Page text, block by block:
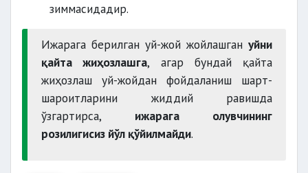
зиммасидадир.
Ижарага берилган уй-жой жойлашган уйни
қайта жиҳозлашга, агар бундай қайта
жиҳозлаш уй-жойдан фойдаланиш шарт-
шароитларини жиддий равишда
ўзгартирса, ижарага олувчининг
розилигисиз йўл қўйилмайди.